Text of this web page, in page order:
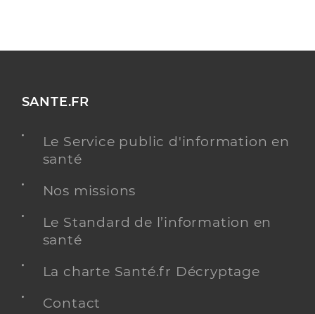
SANTE.FR
Le Service public d'information en
santé
Nos missions
Le Standard de l’information en
santé
La charte Santé.fr Décryptage
Contact